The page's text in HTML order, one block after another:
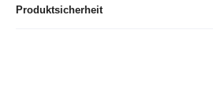
Produktsicherheit